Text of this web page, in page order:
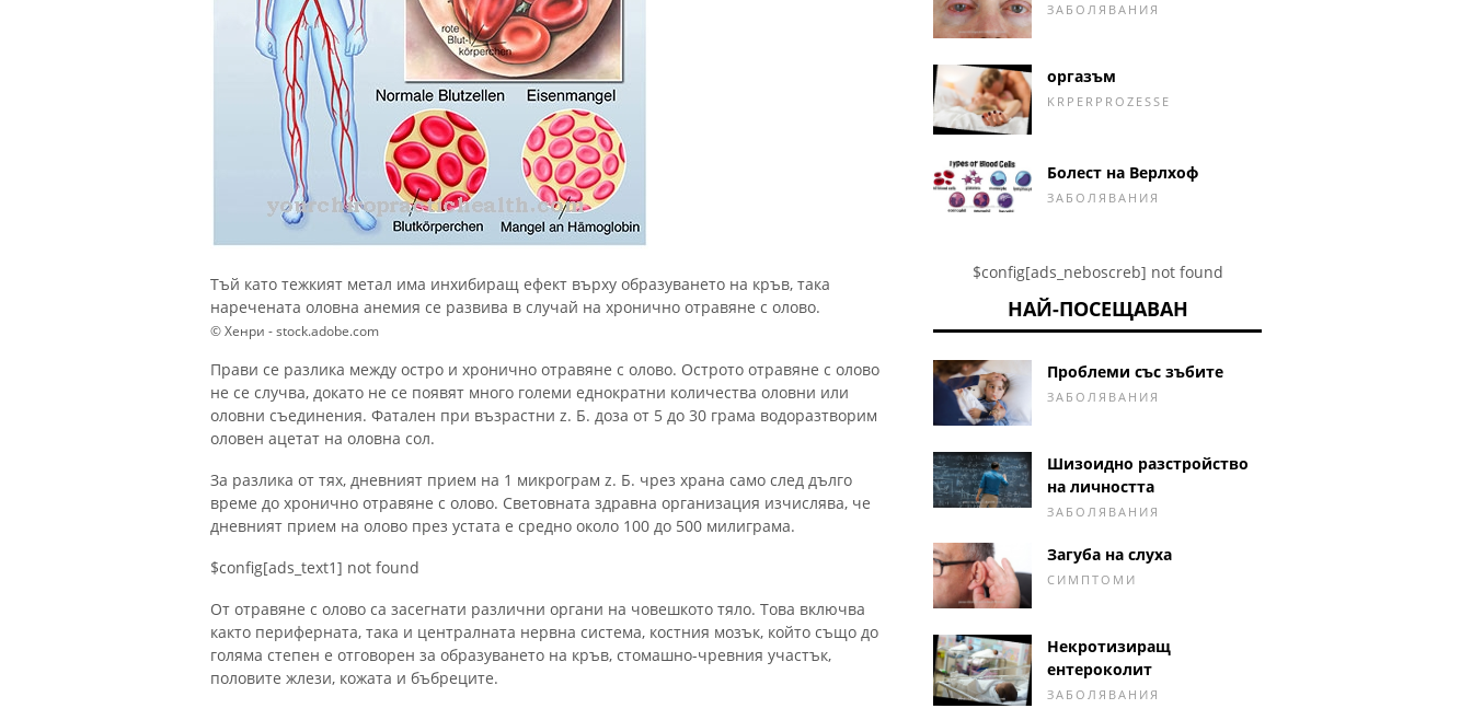
Тъй като тежкият метал има инхибиращ ефект върху образуването на кръв, така
наречената оловна анемия се развива в случай на хронично отравяне с олово.
© Хенри - stock.adobe.com
Прави се разлика между остро и хронично отравяне с олово. Острото отравяне с олово
не се случва, докато не се появят много големи еднократни количества оловни или
оловни съединения. Фатален при възрастни z. Б. доза от 5 до 30 грама водоразтворим
оловен ацетат на оловна сол.
За разлика от тях, дневният прием на 1 микрограм z. Б. чрез храна само след дълго
време до хронично отравяне с олово. Световната здравна организация изчислява, че
дневният прием на олово през устата е средно около 100 до 500 милиграма.
$config[ads_text1] not found
От отравяне с олово са засегнати различни органи на човешкото тяло. Това включва
както периферната, така и централната нервна система, костния мозък, който също до
голяма степен е отговорен за образуването на кръв, стомашно-чревния участък,
половите жлези, кожата и бъбреците.
ЗАБОЛЯВАНИЯ
оргазъм
KRPERPROZESSE
Болест на Верлхоф
ЗАБОЛЯВАНИЯ
$config[ads_neboscreb] not found
НАЙ-ПОСЕЩАВАН
Проблеми със зъбите
ЗАБОЛЯВАНИЯ
Шизоидно разстройство
на личността
ЗАБОЛЯВАНИЯ
Загуба на слуха
СИМПТОМИ
Некротизиращ
ентероколит
ЗАБОЛЯВАНИЯ